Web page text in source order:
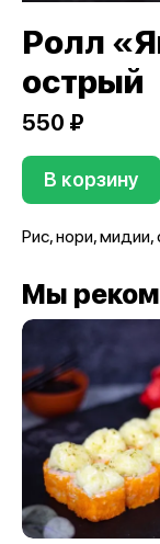
Ролл
острый
550 ₽
В корзину
Рис, нори,
Мы